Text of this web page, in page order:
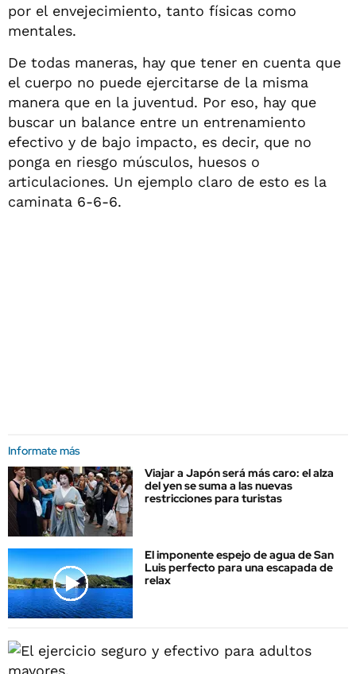
por el envejecimiento, tanto físicas como
mentales.
De todas maneras, hay que tener en cuenta que
el cuerpo no puede ejercitarse de la misma
manera que en la juventud. Por eso, hay que
buscar un balance entre un entrenamiento
efectivo y de bajo impacto, es decir, que no
ponga en riesgo músculos, huesos o
articulaciones. Un ejemplo claro de esto es la
caminata 6-6-6.
Informate más
Viajar a Japón será más caro: el alza
del yen se suma a las nuevas
restricciones para turistas
El imponente espejo de agua de San
Luis perfecto para una escapada de
relax